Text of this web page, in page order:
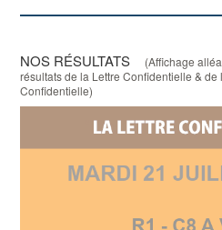
NOS RÉSULTATS
(Affichage
résultats de la Lettre Confidentielle & de
Confidentielle)